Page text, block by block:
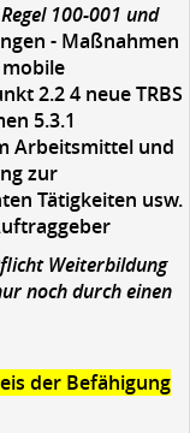
100-001 und
- Maßnahmen
2.2 4 neue TRBS
5.3.1
Arbeitsmittel und
zur
Tätigkeiten usw.
Weiterbildung
noch durch einen
der Befähigung